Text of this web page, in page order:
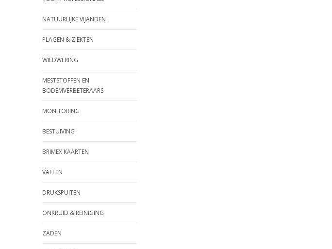
NATUURLIJKE VIJANDEN
PLAGEN & ZIEKTEN
WILDWERING
MESTSTOFFEN EN
BODEMVERBETERAARS
MONITORING
BESTUIVING
BRIMEX KAARTEN
VALLEN
DRUKSPUITEN
ONKRUID & REINIGING
ZADEN